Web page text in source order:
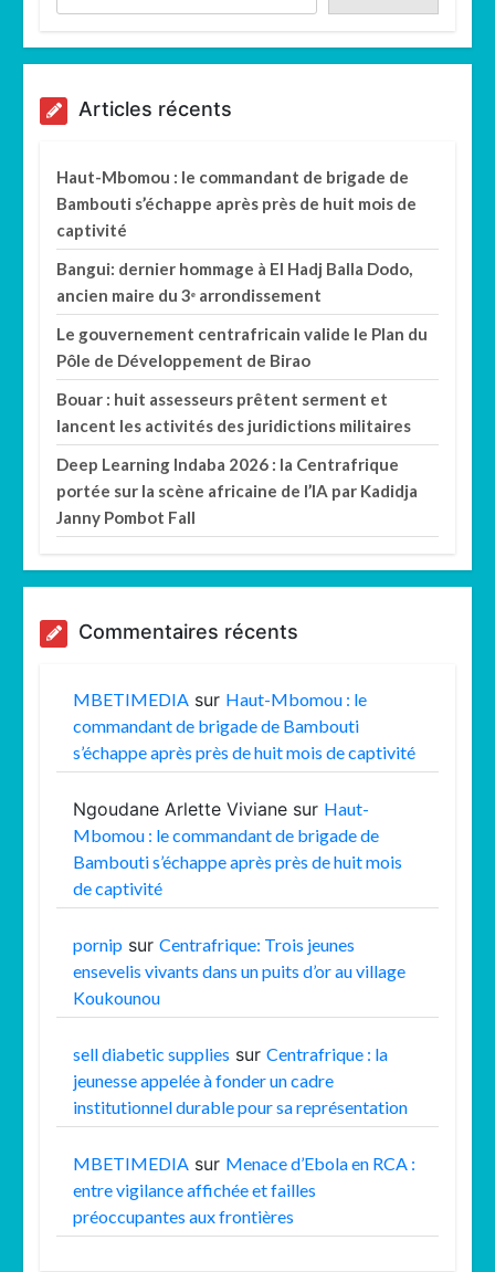
Articles récents
Haut-Mbomou : le commandant de brigade de
Bambouti s’échappe après près de huit mois de
captivité
Bangui: dernier hommage à El Hadj Balla Dodo,
ancien maire du 3ᵉ arrondissement
Le gouvernement centrafricain valide le Plan du
Pôle de Développement de Birao
Bouar : huit assesseurs prêtent serment et
lancent les activités des juridictions militaires
Deep Learning Indaba 2026 : la Centrafrique
portée sur la scène africaine de l’IA par Kadidja
Janny Pombot Fall
Commentaires récents
MBETIMEDIA sur Haut-Mbomou : le
commandant de brigade de Bambouti
s’échappe après près de huit mois de captivité
Ngoudane Arlette Viviane sur Haut-
Mbomou : le commandant de brigade de
Bambouti s’échappe après près de huit mois
de captivité
pornip surCentrafrique: Trois jeunes
ensevelis vivants dans un puits d’or au village
Koukounou
sell diabetic supplies surCentrafrique : la
jeunesse appelée à fonder un cadre
institutionnel durable pour sa représentation
MBETIMEDIA sur Menace d’Ebola en RCA :
entre vigilance affichée et failles
préoccupantes aux frontières